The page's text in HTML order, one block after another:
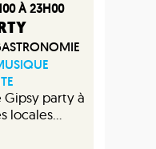
À 23H00
party à
locales...